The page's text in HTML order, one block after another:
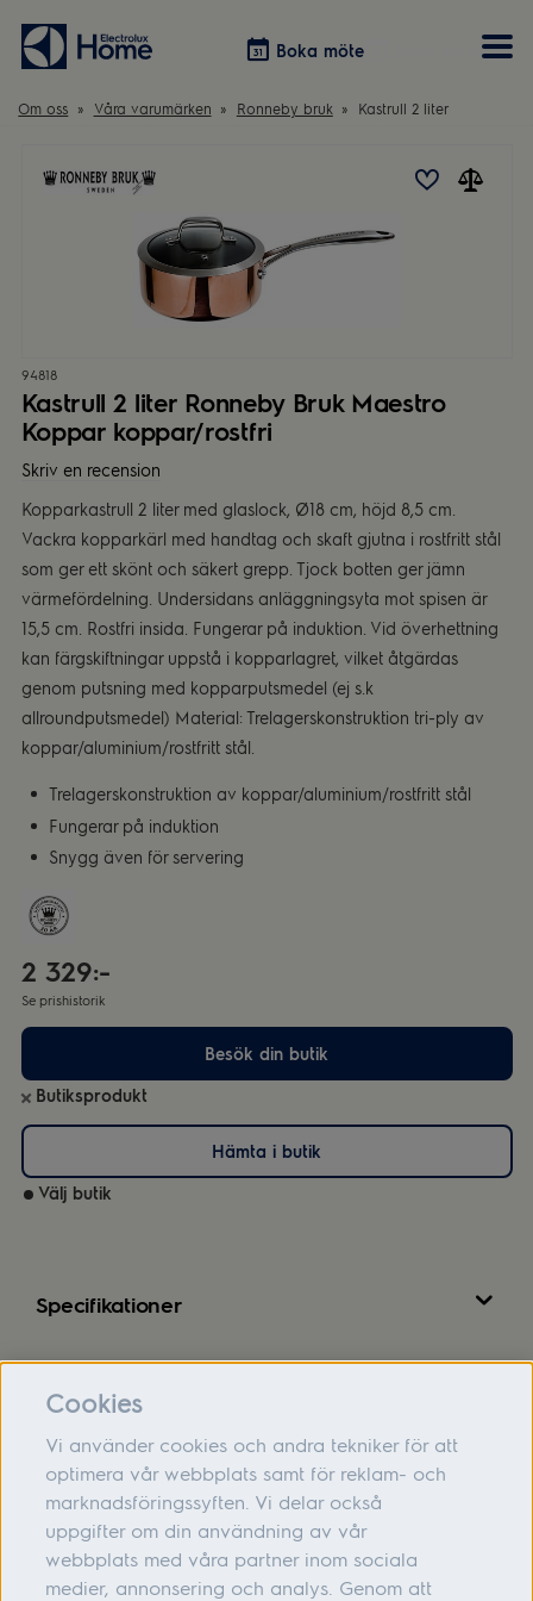
Boka möte
Våra kök
Inspiration
Förvaring
Välja garderobslösning
Vitvaror
Tvätt & Tork
Dammsugare
Hem & Hushåll
Om oss Våra varumärken Ronneby bruk Kastrull 2 liter
94818
Kastrull 2 liter Ronneby Bruk Maestro
Koppar koppar/rostfri
Skriv en recension
Kopparkastrull 2 liter med glaslock, Ø18 cm, höjd 8,5 cm.
Vackra kopparkärl med handtag och skaft gjutna i rostfritt stål
som ger ett skönt och säkert grepp. Tjock botten ger jämn
värmefördelning. Undersidans anläggningsyta mot spisen är
15,5 cm. Rostfri insida. Fungerar på induktion. Vid överhettning
kan färgskiftningar uppstå i kopparlagret, vilket åtgärdas
genom putsning med kopparputsmedel (ej s.k
allroundputsmedel) Material: Trelagerskonstruktion tri-ply av
koppar/aluminium/rostfritt stål.
Trelagerskonstruktion av koppar/aluminium/rostfritt stål
Fungerar på induktion
Snygg även för servering
2 329:-
Se prishistorik
Besök din butik
Butiksprodukt
Hämta i butik
Välj butik
Specifikationer
Om oss
Hjälp
Cookies
Vi använder cookies och andra tekniker för att
optimera vår webbplats samt för reklam- och
marknadsföringssyften. Vi delar också
uppgifter om din användning av vår
webbplats med våra partner inom sociala
medier, annonsering och analys. Genom att